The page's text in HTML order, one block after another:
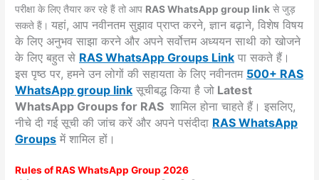
परीक्षा के लिए तैयार कर रहे हैं तो आप RAS WhatsApp group link से जुड़
सकते हैं।यहां, आप नवीनतम सुझाव प्राप्त करने, ज्ञान बढ़ाने, विशेष विषय
के लिए अनुभव साझा करने और अपने सर्वोत्तम अध्ययन साथी को खोजने
के लिए बहुत से RAS WhatsApp Groups Link पा सकते हैं।
इस पृष्ठ पर, हमने उन लोगों की सहायता के लिए नवीनतम 500+ RAS
WhatsApp group link सूचीबद्ध किया है जो Latest
WhatsApp Groups for RAS शामिल होना चाहते हैं। इसलिए,
नीचे दी गई सूची की जांच करें और अपने पसंदीदा RASWhatsApp
Groups में शामिल हों।
Rules of RAS WhatsApp Group 2026